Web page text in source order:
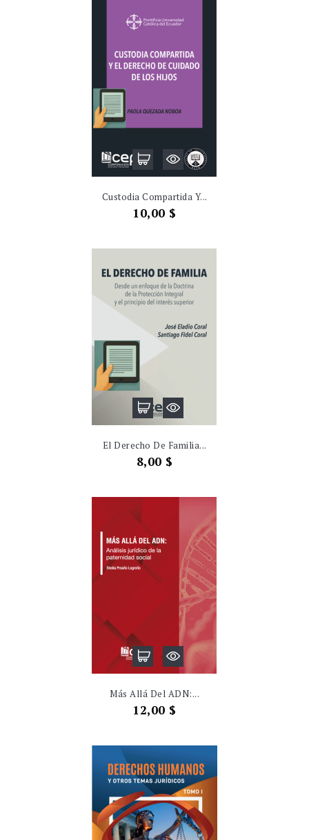
Custodia Compartida Y...
Precio
10,00 $
El Derecho De Familia...
Precio
8,00 $
Más Allá Del ADN:...
Precio
12,00 $